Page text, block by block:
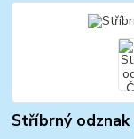
Stříbrný odznak